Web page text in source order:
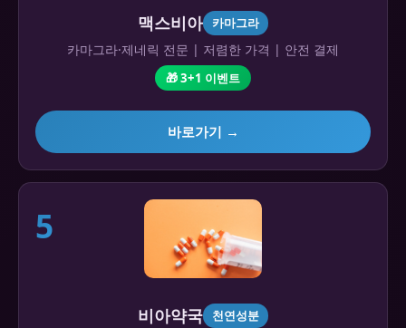
맥스비아 카마그라
카마그라·제네릭 전문 | 저렴한 가격 | 안전 결제
🎁 3+1 이벤트
바로가기 →
5
비아약국 천연성분